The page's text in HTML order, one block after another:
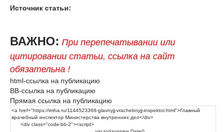
Источник статьи:
ВАЖНО: При перепечатывании или
цитировании статьи, ссылка на сайт
обязательна !
html-ссылка на публикацию
BB-ссылка на публикацию
Прямая ссылка на публикацию